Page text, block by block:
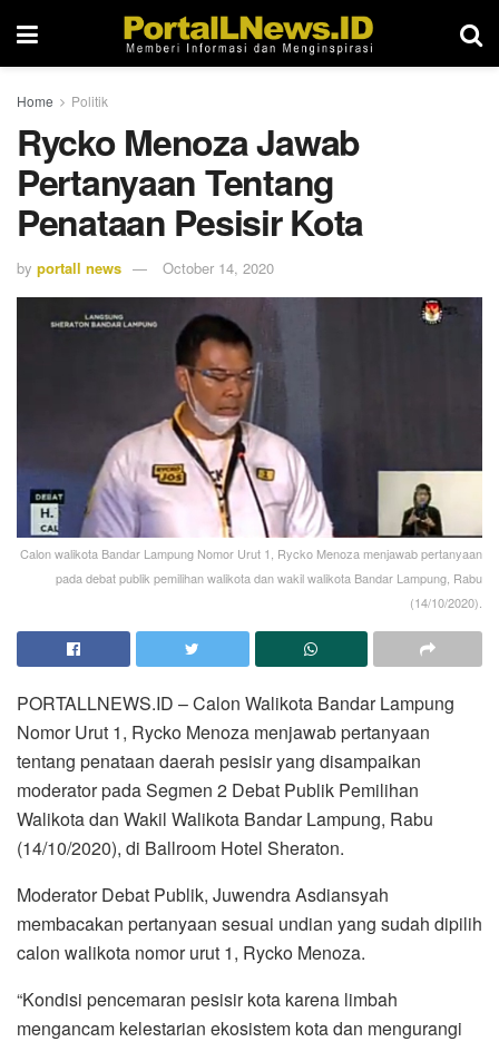
Home Politik
Rycko Menoza Jawab
Pertanyaan Tentang
Penataan Pesisir Kota
by portall news October 14, 2020
Calon walikota Bandar Lampung Nomor Urut 1, Rycko Menoza menjawab pertanyaan
pada debat publik pemilihan walikota dan wakil walikota Bandar Lampung, Rabu
(14/10/2020).
PORTALLNEWS.ID – Calon Walikota Bandar Lampung
Nomor Urut 1, Rycko Menoza menjawab pertanyaan
tentang penataan daerah pesisir yang disampaikan
moderator pada Segmen 2 Debat Publik Pemilihan
Walikota dan Wakil Walikota Bandar Lampung, Rabu
(14/10/2020), di Ballroom Hotel Sheraton.
Moderator Debat Publik, Juwendra Asdiansyah
membacakan pertanyaan sesuai undian yang sudah dipilih
calon walikota nomor urut 1, Rycko Menoza.
“Kondisi pencemaran pesisir kota karena limbah
mengancam kelestarian ekosistem kota dan mengurangi